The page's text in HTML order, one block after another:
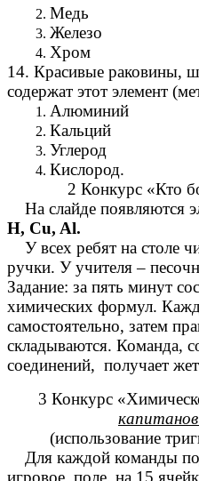
Медь
Железо
Хром
14. Красивые раковины,
содержат этот элемент
Алюминий
Кальций
Углерод
Кислород.
2 Конкурс «Кто
На слайде появляются
H, Cu, Al.
У всех ребят на столе
ручки. У учителя –
Задание: за пять минут
химических формул.
самостоятельно, затем
складываются. Команда,
соединений, получает
3 Конкурс
капитанов
(использование
Для каждой команды
игровое поле, на 15